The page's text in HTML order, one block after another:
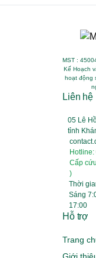
MST :
Kế Hoạch
hoạt động
Liên hệ
05 Lê
tỉnh
Cấp
)
Thời
Sáng
17:00
Hỗ trợ
Trang
Giới